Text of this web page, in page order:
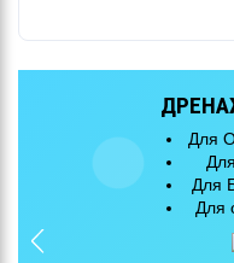
Для
Для
Для